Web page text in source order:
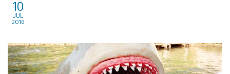
10
jul
2016